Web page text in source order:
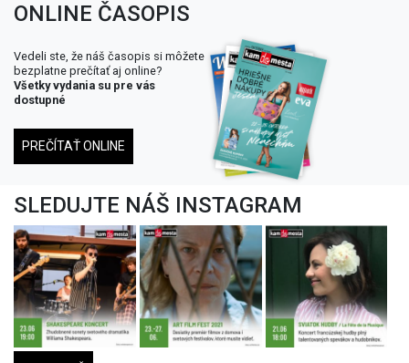
ONLINE ČASOPIS
Vedeli ste, že náš časopis si môžete
bezplatne prečítať aj online?
Všetky vydania su pre vás
dostupné
PREČÍTAŤ ONLINE
SLEDUJTE NÁŠ INSTAGRAM